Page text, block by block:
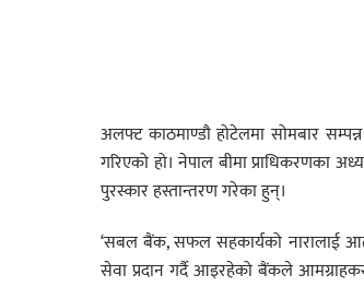
अलफ्ट काठमाण्डौ होटेलमा सोमबार
गरिएको हो। नेपाल बीमा प्राधिकरणका
पुरस्कार हस्तान्तरण गरेका हुन्।
‘सबल बैंक, सफल सहकार्यको नारालाई
सेवा प्रदान गर्दै आइरहेको बैंकले